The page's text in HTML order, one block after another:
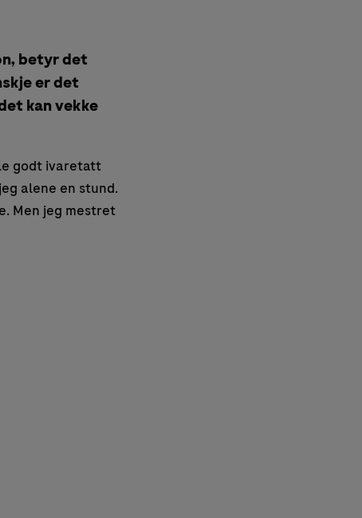
betyr det
er det
kan vekke
godt ivaretatt
alene en stund.
Men jeg mestret